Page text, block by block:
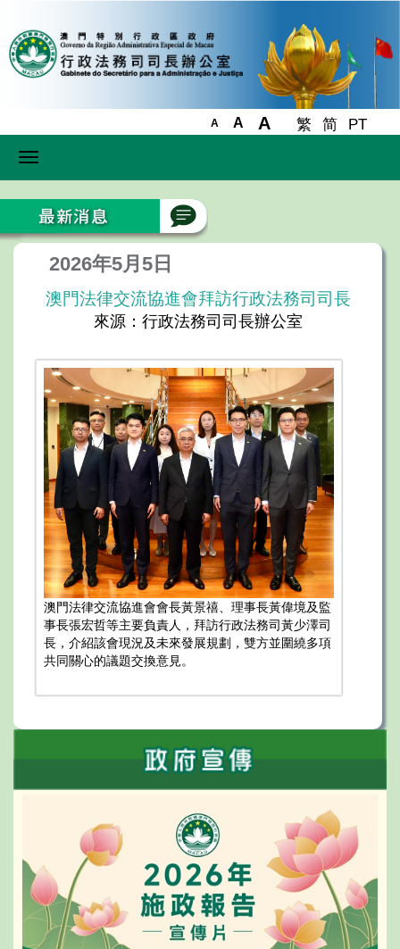
A A A 繁 简 PT
Toggle
2026年5月5日
澳門法律交流協進會拜訪行政法務司司長
來源：行政法務司司長辦公室
澳門法律交流協進會會長黃景禧、理事長黃偉境及監
事長張宏哲等主要負責人，拜訪行政法務司黃少澤司
長，介紹該會現況及未來發展規劃，雙方並圍繞多項
共同關心的議題交換意見。